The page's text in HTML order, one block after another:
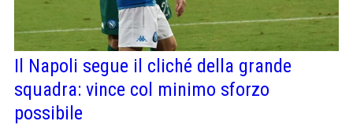
Il Napoli segue il cliché della grande
squadra: vince col minimo sforzo
possibile